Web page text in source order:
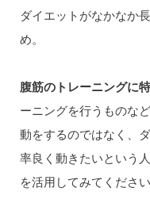
ダイエットがなかなか
め。
腹筋のトレーニングに
ーニングを行うものな
動をするのではなく、
率良く動きたいという
を活用してみてください